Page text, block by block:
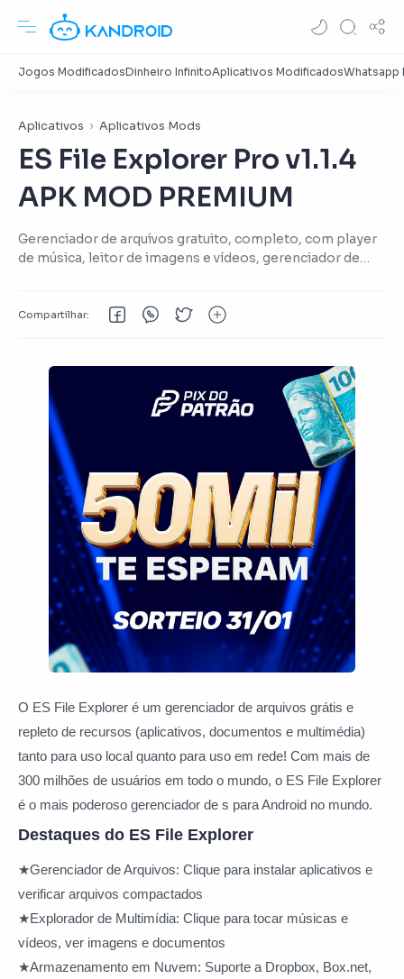
Aplicativos Aplicativos Mods
ES File Explorer Pro v1.1.4
APK MOD PREMIUM
Gerenciador de arquivos gratuito, completo, com player
de música, leitor de imagens e vídeos, gerenciador de
O ES File Explorer é um gerenciador de arquivos grátis e
repleto de recursos (aplicativos, documentos e multimédia)
tanto para uso local quanto para uso em rede! Com mais de
300 milhões de usuários em todo o mundo, o ES File Explorer
é o mais poderoso gerenciador de s para Android no mundo.
Destaques do ES File Explorer
★Gerenciador de Arquivos: Clique para instalar aplicativos e
verificar arquivos compactados
★Explorador de Multimídia: Clique para tocar músicas e
vídeos, ver imagens e documentos
★Armazenamento em Nuvem: Suporte a Dropbox, Box.net,